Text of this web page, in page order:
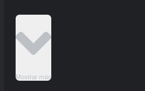
Mostrar más